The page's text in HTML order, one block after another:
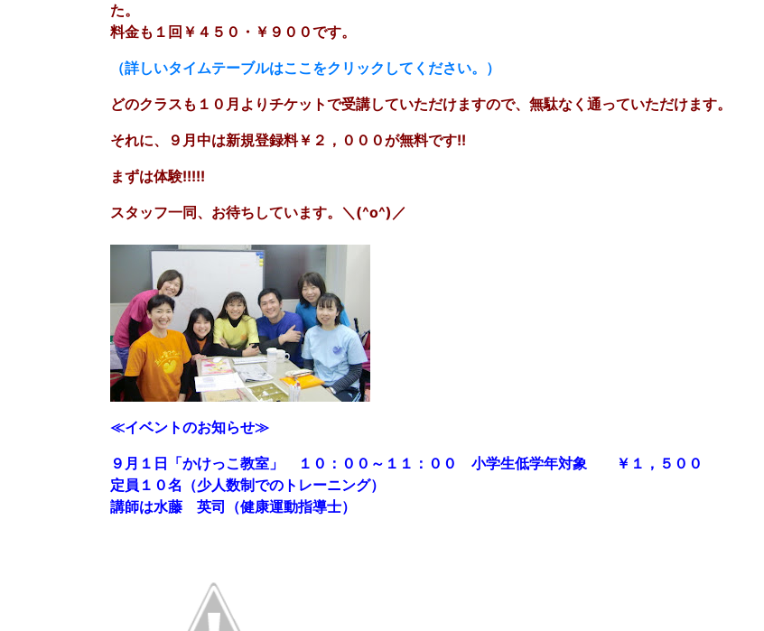
た。
料金も１回￥４５０・￥９００です。
（詳しいタイムテーブルはここをクリックしてください。）
どのクラスも１０月よりチケットで受講していただけますので、無駄なく通っていただけます。
それに、９月中は新規登録料￥２，０００が無料です!!
まずは体験!!!!!
スタッフ一同、お待ちしています。＼(^o^)／
≪イベントのお知らせ≫
９月１日「かけっこ教室」 １０：００～１１：００ 小学生低学年対象 ￥１，５００
定員１０名（少人数制でのトレーニング）
講師は水藤 英司（健康運動指導士）